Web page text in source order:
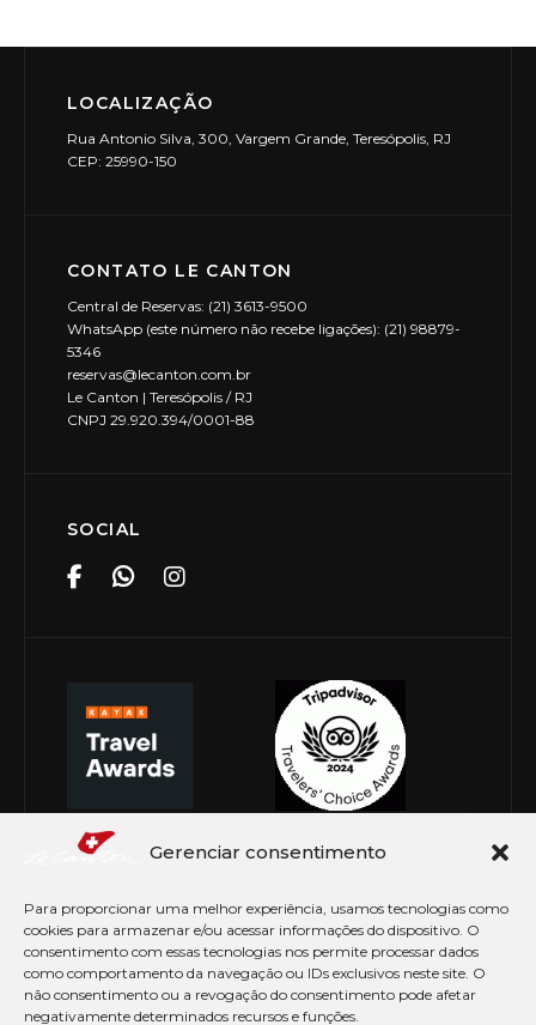
Gerenciar consentimento
Para proporcionar uma melhor experiência, usamos tecnologias como
cookies para armazenar e/ou acessar informações do dispositivo. O
consentimento com essas tecnologias nos permite processar dados
como comportamento da navegação ou IDs exclusivos neste site. O
não consentimento ou a revogação do consentimento pode afetar
negativamente determinados recursos e funções.
LOCALIZAÇÃO
Rua Antonio Silva, 300, Vargem Grande, Teresópolis, RJ
CEP: 25990-150
CONTATO LE CANTON
Central de Reservas: (21) 3613-9500
WhatsApp (este número não recebe ligações): (21) 98879-
5346
reservas@lecanton.com.br
Le Canton | Teresópolis / RJ
CNPJ 29.920.394/0001-88
SOCIAL
© Copyright 2026 Le Canton. Todos os direitos